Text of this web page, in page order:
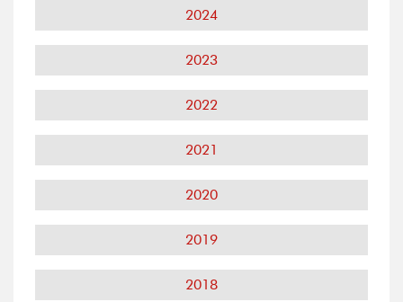
2024
2023
2022
2021
2020
2019
2018